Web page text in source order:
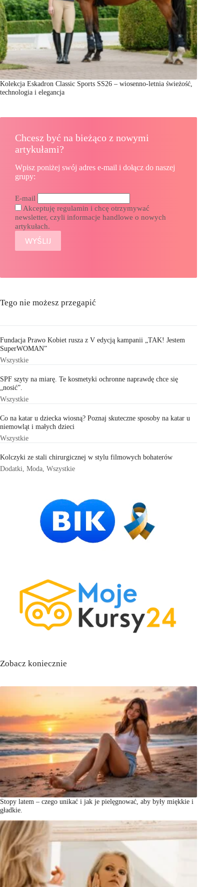
Kolekcja Eskadron Classic Sports SS26 – wiosenno-letnia świeżość,
technologia i elegancja
Chcesz być na bieżąco z nowymi
artykułami?
Wpisz poniżej swój adres e-mail i dołącz do naszej
grupy:
E-mail
Akceptuję regulamin i chcę otrzymywać
newsletter, czyli informacje handlowe o nowych
artykułach.
Tego nie możesz przegapić
Fundacja Prawo Kobiet rusza z V edycją kampanii „TAK! Jestem
SuperWOMAN”
Wszystkie
SPF szyty na miarę. Te kosmetyki ochronne naprawdę chce się
„nosić”.
Wszystkie
Co na katar u dziecka wiosną? Poznaj skuteczne sposoby na katar u
niemowląt i małych dzieci
Wszystkie
Kolczyki ze stali chirurgicznej w stylu filmowych bohaterów
Dodatki Moda Wszystkie
Zobacz koniecznie
Stopy latem – czego unikać i jak je pielęgnować, aby były miękkie i
gładkie.